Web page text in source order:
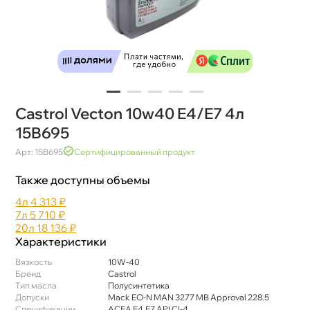
Castrol Vecton 10w40 E4/E7 4л
15B695
Арт: 15B695 Сертифицированный продукт
Также доступны объемы
4л 4 313 ₽
7л 5 710 ₽
20л 18 136 ₽
Характеристики
язкость
10W-40
Бренд
Castrol
Тип масла
Полусинтетика
Допуски
Mack EO-N MAN 3277 MB Approval 228.5